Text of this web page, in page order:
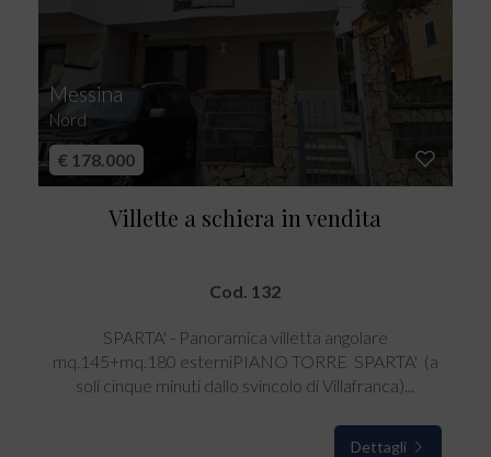
Messina
Nord
€ 178.000
Villette a schiera in vendita
Cod. 132
SPARTA' - Panoramica villetta angolare
mq.145+mq.180 esterniPIANO TORRE  SPARTA'  (a
soli cinque minuti dallo svincolo di Villafranca)...
Dettagli